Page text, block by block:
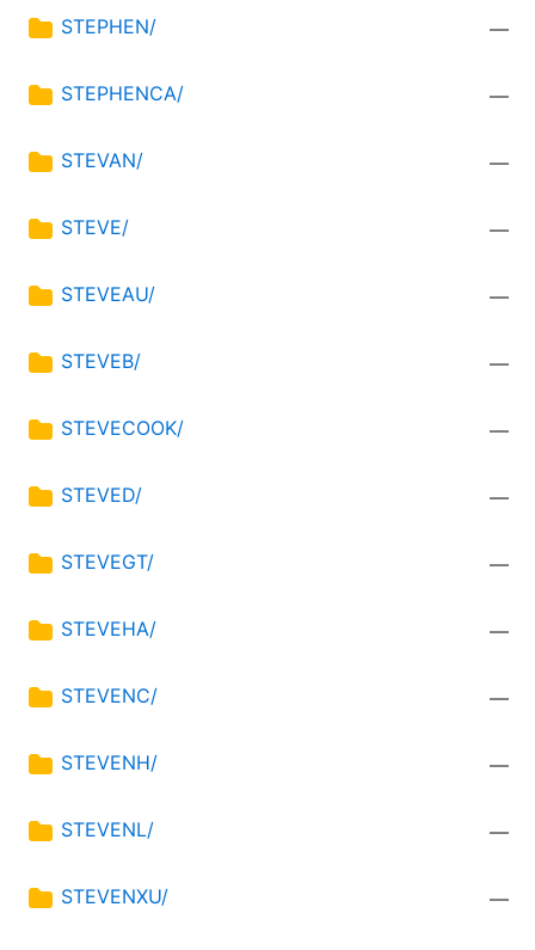
STEPHEN/ —
STEPHENCA/ —
STEVAN/ —
STEVE/ —
STEVEAU/ —
STEVEB/ —
STEVECOOK/ —
STEVED/ —
STEVEGT/ —
STEVEHA/ —
STEVENC/ —
STEVENH/ —
STEVENL/ —
STEVENXU/ —